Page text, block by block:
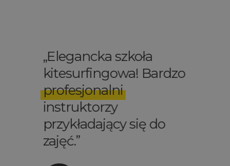
Elegancka szkoła
kitesurfingowa! Bardzo
profesjonalni
instruktorzy
przykładający się do
zajęć.